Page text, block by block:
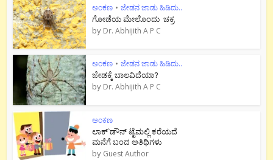
ಅಂಕಣ • ಜೇಡನ ಜಾಡು ಹಿಡಿದು..
ಗೋಡೆಯ ಮೇಲೊಂದು ಚಕ್ರ
by Dr. Abhijith A P C
ಅಂಕಣ • ಜೇಡನ ಜಾಡು ಹಿಡಿದು..
ಜೇಡಕ್ಕೆ ಬಾಲವಿದೆಯಾ?
by Dr. Abhijith A P C
ಅಂಕಣ
ಲಾಕ್`ಡೌನ್ ಟೈಮಲ್ಲಿ ಕರೆಯದೆ
ಮನೆಗೆ ಬಂದ ಅತಿಥಿಗಳು
by Guest Author